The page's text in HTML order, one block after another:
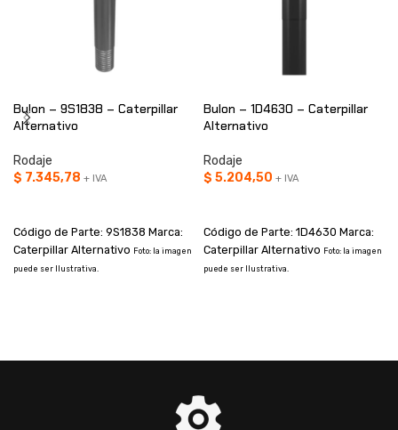
Bulon – 9S1838 – Caterpillar
Alternativo
Rodaje
$ 7.345,78 + IVA
Código de Parte: 9S1838 Marca:
Caterpillar Alternativo Foto: la imagen
puede ser Ilustrativa.
Bulon – 1D4630 – Caterpillar
Alternativo
Rodaje
$ 5.204,50 + IVA
Código de Parte: 1D4630 Marca:
Caterpillar Alternativo Foto: la imagen
puede ser Ilustrativa.